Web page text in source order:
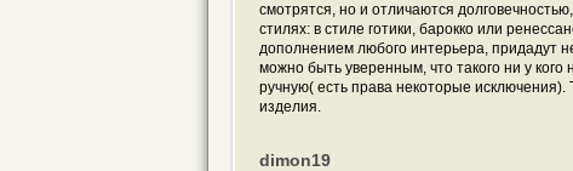
смотрятся, но и отличаются
стилях: в стиле готики, барокко или
дополнением любого интерьера, придадут
можно быть уверенным, что такого ни у
ручную( есть права некоторые
изделия.
dimon19